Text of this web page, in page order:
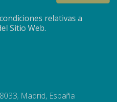
relativas a
Sitio Web.
, Madrid, España